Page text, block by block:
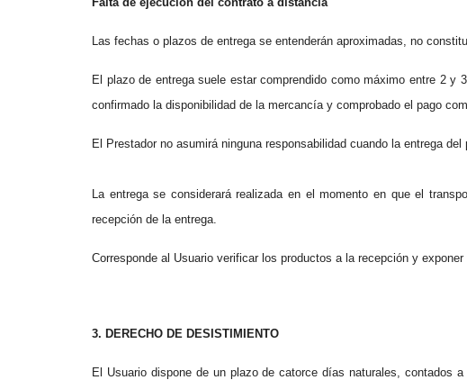
Las fechas o plazos de entrega se entenderán aproximadas, no
El plazo de entrega suele estar comprendido como máximo entre 2 y
confirmado la disponibilidad de la mercancía y comprobado el pago
El Prestador no asumirá ninguna responsabilidad cuando la entrega
La entrega se considerará realizada en el momento en que el
recepción de la entrega.
Corresponde al Usuario verificar los productos a la recepción y
3. DERECHO DE DESISTIMIENTO
El Usuario dispone de un plazo de catorce días naturales, contados